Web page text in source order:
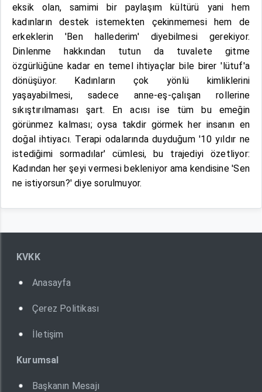
eksik olan, samimi bir paylaşım kültürü yani hem
kadınların destek istemekten çekinmemesi hem de
erkeklerin 'Ben hallederim' diyebilmesi gerekiyor.
Dinlenme hakkından tutun da tuvalete gitme
özgürlüğüne kadar en temel ihtiyaçlar bile birer 'lütuf'a
dönüşüyor. Kadınların çok yönlü kimliklerini
yaşayabilmesi, sadece anne-eş-çalışan rollerine
sıkıştırılmaması şart. En acısı ise tüm bu emeğin
görünmez kalması; oysa takdir görmek her insanın en
doğal ihtiyacı. Terapi odalarında duyduğum '10 yıldır ne
istediğimi sormadılar' cümlesi, bu trajediyi özetliyor:
Kadından her şeyi vermesi bekleniyor ama kendisine 'Sen
ne istiyorsun?' diye sorulmuyor.
KVKK
Anasayfa
Çerez Politikası
İletişim
Kurumsal
Başkanın Mesajı